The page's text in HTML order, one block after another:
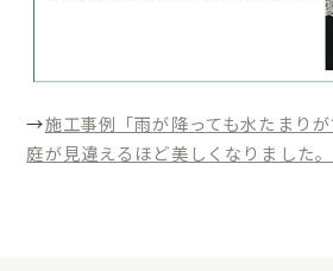
→施工事例「雨が降っても水たまり
庭が見違えるほど美しくなりました。